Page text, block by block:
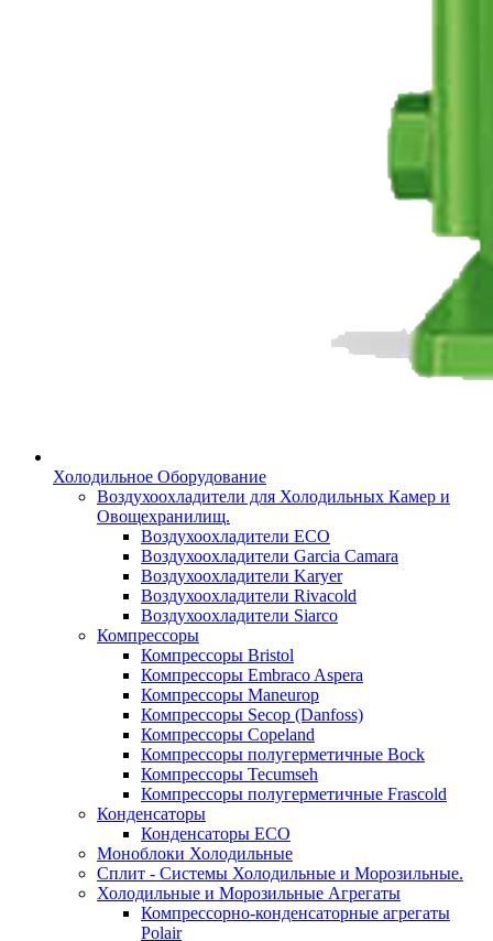
Холодильное Оборудование
Воздухоохладители для Холодильных Камер и
Овощехранилищ.
Воздухоохладители ECO
Воздухоохладители Garcia Camara
Воздухоохладители Karyer
Воздухоохладители Rivacold
Воздухоохладители Siarco
Компрессоры
Компрессоры Bristol
Компрессоры Embraco Aspera
Компрессоры Maneurop
Компрессоры Secop (Danfoss)
Компрессоры Copeland
Компрессоры полугерметичные Bock
Компрессоры Tecumseh
Компрессоры полугерметичные Frascold
Конденсаторы
Конденсаторы ECO
Моноблоки Холодильные
Сплит - Системы Холодильные и Морозильные.
Холодильные и Морозильные Агрегаты
Компрессорно-конденсаторные агрегаты
Polair